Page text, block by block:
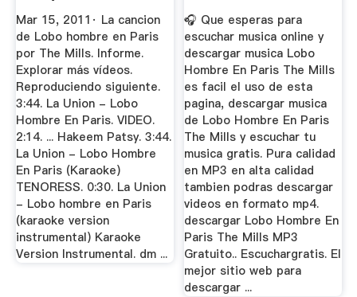
Mar 15, 2011· La cancion
de Lobo hombre en Paris
por The Mills. Informe.
Explorar más vídeos.
Reproduciendo siguiente.
3:44. La Union - Lobo
Hombre En Paris. VIDEO.
2:14. ... Hakeem Patsy. 3:44.
La Union - Lobo Hombre
En Paris (Karaoke)
TENORESS. 0:30. La Union
- Lobo hombre en Paris
(karaoke version
instrumental) Karaoke
Version Instrumental. dm ...
Escuchar ...
🎧 Que esperas para
escuchar musica online y
descargar musica Lobo
Hombre En Paris The Mills
es facil el uso de esta
pagina, descargar musica
de Lobo Hombre En Paris
The Mills y escuchar tu
musica gratis. Pura calidad
en MP3 en alta calidad
tambien podras descargar
videos en formato mp4.
descargar Lobo Hombre En
Paris The Mills MP3
Gratuito.. Escuchargratis. El
mejor sitio web para
descargar ...